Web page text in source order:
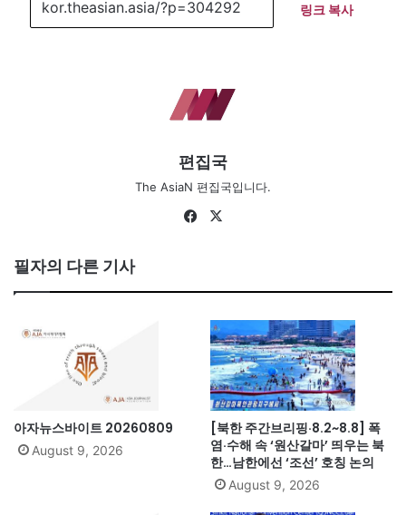
링크 복사
편집국
The AsiaN 편집국입니다.
Fa
필자의 다른 기사
아자뉴스바이트 20260809
August 9, 2026
[북한 주간브리핑·8.2~8.8] 폭
염·수해 속 ‘원산갈마’ 띄우는 북
한…남한에선 ‘조선’ 호칭 논의
August 9, 2026